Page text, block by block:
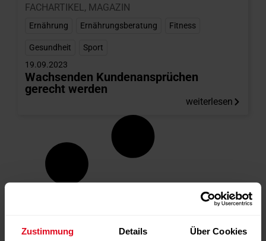
Zustimmung Details Über Cookies
FACHARTIKEL, MAGAZIN
Ernährung Ernährungsberatung Fitness
Gesundheit
Sport
19.09.2023
Wachsenden Kundenansprüchen
gerecht werden
weiterlesen